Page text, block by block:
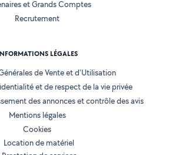
et Grands Comptes
Recrutement
LÉGALES
de Vente et d'Utilisation
et de respect de la vie privée
des annonces et contrôle des avis
Mentions légales
Cookies
Location de matériel